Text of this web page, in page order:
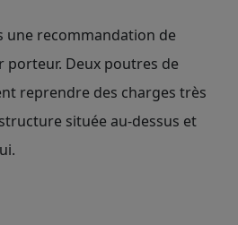
une recommandation de
Deux poutres de
reprendre des charges très
située au-dessus et